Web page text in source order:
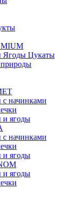
Ягоды Цукаты
начинками
и ягоды
начинками
и ягоды
и ягоды